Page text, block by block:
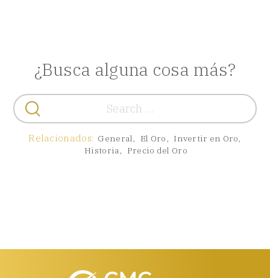
¿Busca alguna cosa más?
Buscar:
Relacionados: General, El Oro, Invertir en Oro,
Historia, Precio del Oro